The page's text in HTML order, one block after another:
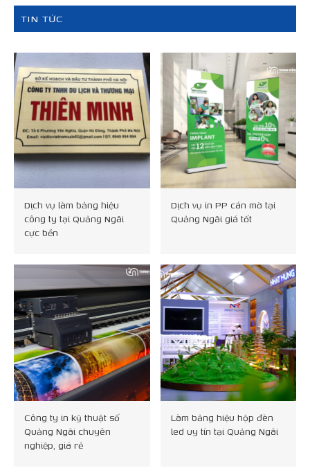
TIN TỨC
Dịch vụ làm bảng hiệu
công ty tại Quảng Ngãi
cực bền
Dịch vụ in PP cán mờ tại
Quảng Ngãi giá tốt
Công ty in kỹ thuật số
Quảng Ngãi chuyên
nghiệp, giá rẻ
Làm bảng hiệu hộp đèn
led uy tín tại Quảng Ngãi